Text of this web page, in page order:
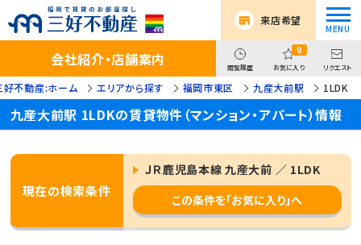
来店希望
会社紹介・店舗案内 閲覧履歴
0
お気に入り リクエスト
好不動産:ホーム エリアから探す 福岡市東区 九産大前駅 1LDK
九産大前駅 1LDKの賃貸物件（マンション・アパート）情報
現在の検索条件
ＪＲ鹿児島本線 九産大前 ／ 1LDK
この条件を「お気に入り」へ